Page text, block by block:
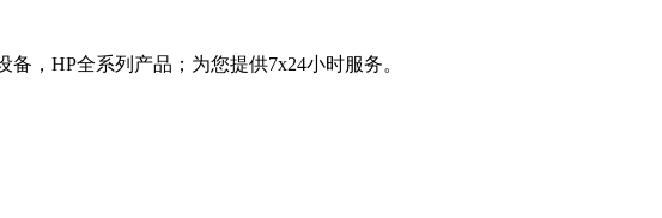
，HP全系列产品；为您提供7x24小时服务。